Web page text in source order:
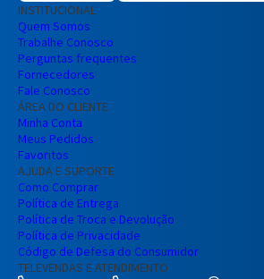
INSTITUCIONAL
Quem Somos
Trabalhe Conosco
Perguntas frequentes
Fornecedores
Fale Conosco
ÁREA DO CLIENTE
Minha Conta
Meus Pedidos
Favoritos
AJUDA E SUPORTE
Como Comprar
Política de Entrega
Política de Troca e Devolução
Política de Privacidade
Código de Defesa do Consumidor
TELEVENDAS E ATENDIMENTO